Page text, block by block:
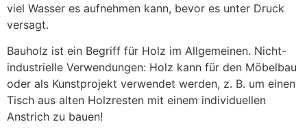
viel Wasser es aufnehmen kann, bevor es unter Druck
versagt.
Bauholz ist ein Begriff für Holz im Allgemeinen. Nicht-
industrielle Verwendungen: Holz kann für den Möbelbau
oder als Kunstprojekt verwendet werden, z. B. um einen
Tisch aus alten Holzresten mit einem individuellen
Anstrich zu bauen!